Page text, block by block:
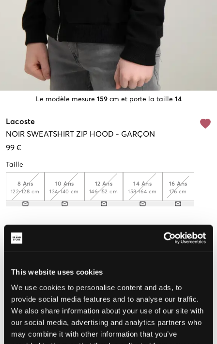
This website uses cookies
We use cookies to personalise content and ads, to
provide social media features and to analyse our traffic.
We also share information about your use of our site with
our social media, advertising and analytics partners who
may combine it with other information that you’ve
Le modèle mesure 159 cm et porte la taille 14
Lacoste
NOIR SWEATSHIRT ZIP HOOD - GARÇON
99 €
Taille
8 Ans
122-128 cm
10 Ans
134-140 cm
12 Ans
146-152 cm
14 Ans
158-164 cm
16 Ans
176 cm
CHOISIR LA TAILLE
Livraison gratuite à partir de 69 €
Garantie de remboursement pendant 60 jours
Livraisons rapides